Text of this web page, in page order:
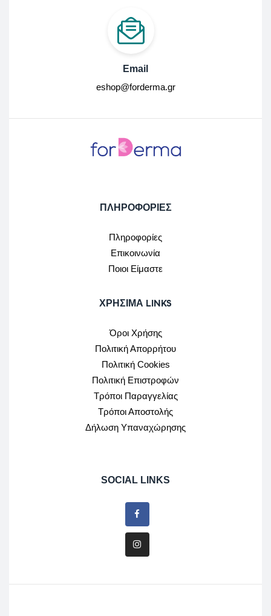
Email
eshop@forderma.gr
ΠΛΗΡΟΦΟΡΙΕΣ
Πληροφορίες
Επικοινωνία
Ποιοι Είμαστε
ΧΡΉΣΙΜΑ LINKS
Όροι Χρήσης
Πολιτική Απορρήτου
Πολιτική Cookies
Πολιτική Επιστροφών
Τρόποι Παραγγελίας
Τρόποι Αποστολής
Δήλωση Υπαναχώρησης
SOCIAL LINKS